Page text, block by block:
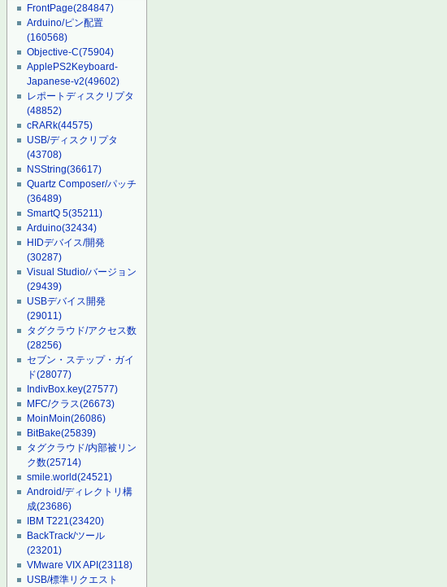
FrontPage(284847)
Arduino/ピン配置
(160568)
Objective-C(75904)
ApplePS2Keyboard-
Japanese-v2(49602)
レポートディスクリプタ
(48852)
cRARk(44575)
USB/ディスクリプタ
(43708)
NSString(36617)
Quartz Composer/パッチ
(36489)
SmartQ 5(35211)
Arduino(32434)
HIDデバイス/開発
(30287)
Visual Studio/バージョン
(29439)
USBデバイス開発
(29011)
タグクラウド/アクセス数
(28256)
セブン・ステップ・ガイ
ド(28077)
IndivBox.key(27577)
MFC/クラス(26673)
MoinMoin(26086)
BitBake(25839)
タグクラウド/内部被リン
ク数(25714)
smile.world(24521)
Android/ディレクトリ構
成(23686)
IBM T221(23420)
BackTrack/ツール
(23201)
VMware VIX API(23118)
USB/標準リクエスト